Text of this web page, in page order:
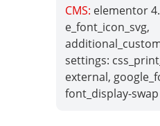
CMS: elementor
e_font_icon_svg,
settings:
external,
font_display-swap